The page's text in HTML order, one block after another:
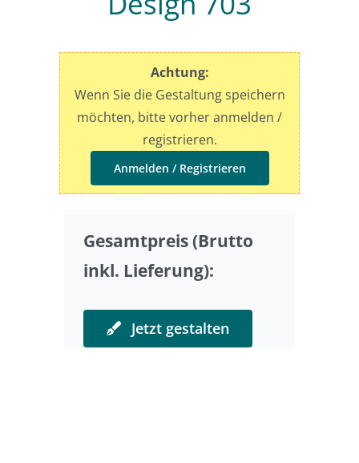
Sonderwünsche
Achtung:
Wenn Sie die Gestaltung speichern
möchten, bitte vorher anmelden /
registrieren.
Anmelden / Registrieren
Gesamtpreis (Brutto
inkl. Lieferung):
Jetzt gestalten